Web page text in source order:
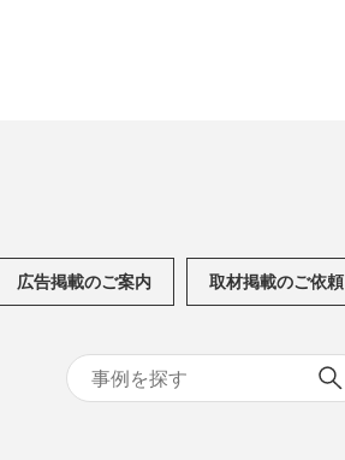
広告掲載のご案内 取材掲載のご依頼